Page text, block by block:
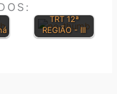
TRT 12ª
REGIÃO - III